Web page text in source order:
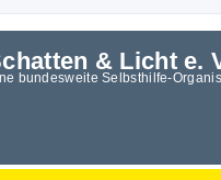
& Licht e.
bundesweite Selbsthilfe-